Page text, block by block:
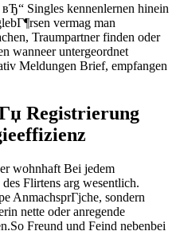
Singles kennenlernen hinein
vermag man
Traumpartner finden oder
wanneer untergeordnet
Meldungen Brief, empfangen
Registrierung
wohnhaft Bei jedem
Flirtens arg wesentlich.
AnmachsprГјche, sondern
nette oder anregende
Freund und Feind nebenbei